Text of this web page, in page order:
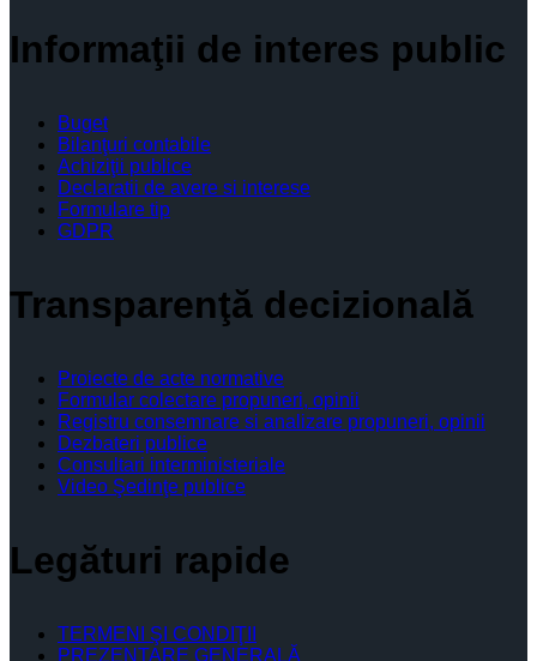
Informaţii de interes public
Buget
Bilanţuri contabile
Achiziţii publice
Declaratii de avere si interese
Formulare tip
GDPR
Transparenţă decizională
Proiecte de acte normative
Formular colectare propuneri, opinii
Registru consemnare si analizare propuneri, opinii
Dezbateri publice
Consultari interministeriale
Video Şedinţe publice
Legături rapide
TERMENI ŞI CONDIŢII
PREZENTARE GENERALĂ